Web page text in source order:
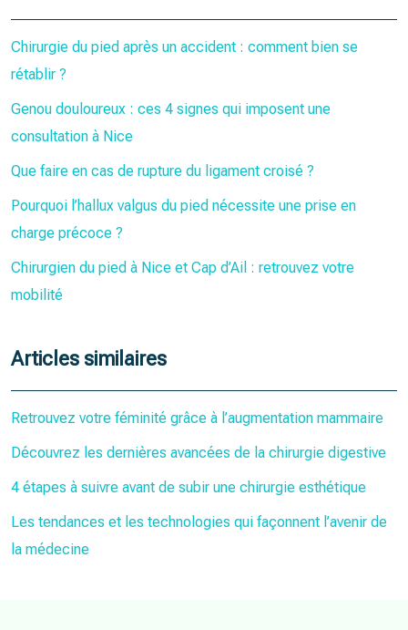
Chirurgie du pied après un accident : comment bien se
rétablir ?
Genou douloureux : ces 4 signes qui imposent une
consultation à Nice
Que faire en cas de rupture du ligament croisé ?
Pourquoi l’hallux valgus du pied nécessite une prise en
charge précoce ?
Chirurgien du pied à Nice et Cap d’Ail : retrouvez votre
mobilité
Articles similaires
Retrouvez votre féminité grâce à l’augmentation mammaire
Découvrez les dernières avancées de la chirurgie digestive
4 étapes à suivre avant de subir une chirurgie esthétique
Les tendances et les technologies qui façonnent l’avenir de
la médecine